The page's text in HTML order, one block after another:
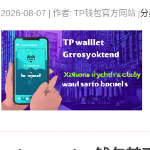
2026-08-07 | 作者: TP钱包官方网站 |